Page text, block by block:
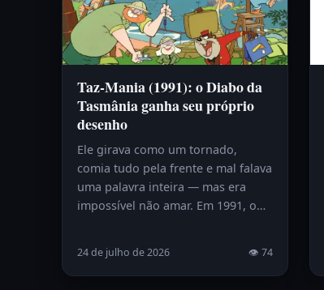
Taz-Mania (1991): o Diabo da
Tasmânia ganha seu próprio
desenho
Ele girava como um tornado,
comia tudo pela frente e mal falava
uma palavra inteira — mas era
impossível não amar. Em 1991, o…
24 de julho de 2026 👁 74